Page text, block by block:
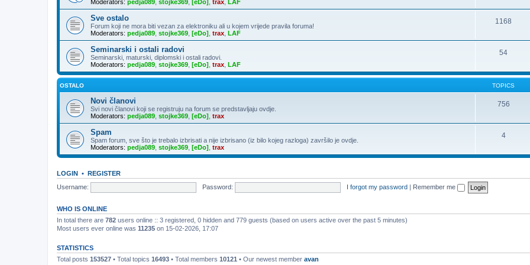
Moderators: pedja089 stojke369 [eDo] trax LAF
Sve ostalo
Forum koji ne mora biti vezan za elektroniku ali u kojem vrijede pravila foruma!
Moderators: pedja089 stojke369 [eDo] trax LAF
1168
Seminarski i ostali radovi
Seminarski, maturski, diplomski i ostali radovi.
Moderators: pedja089 stojke369 [eDo] trax LAF
54
OSTALO TOPICS
Novi članovi
Svi novi članovi koji se registruju na forum se predstavljaju ovdje.
Moderators: pedja089 stojke369 [eDo] trax
756
Spam
Spam forum, sve što je trebalo izbrisati a nije izbrisano (iz bilo kojeg razloga) završilo je ovdje.
Moderators: pedja089 stojke369 [eDo] trax
4
LOGIN • REGISTER
Username:
Password: I forgot my password | Remember me
WHO IS ONLINE
In total there are 782 users online :: 3 registered, 0 hidden and 779 guests (based on users active over the past 5 minutes)
Most users ever online was 11235 on 15-02-2026, 17:07
STATISTICS
Total posts 153527 • Total topics 16493 • Total members 10121 • Our newest member avan